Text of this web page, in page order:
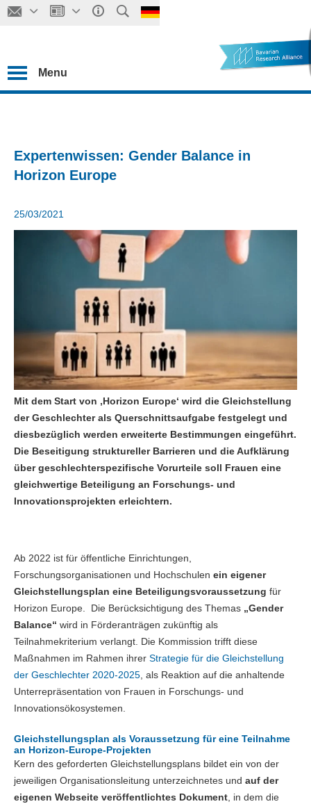
Menu
Expertenwissen: Gender Balance in
Horizon Europe
25/03/2021
Mit dem Start von ‚Horizon Europe‘ wird die Gleichstellung
der Geschlechter als Querschnittsaufgabe festgelegt und
diesbezüglich werden erweiterte Bestimmungen eingeführt.
Die Beseitigung struktureller Barrieren und die Aufklärung
über geschlechterspezifische Vorurteile soll Frauen eine
gleichwertige Beteiligung an Forschungs- und
Innovationsprojekten erleichtern.
Ab 2022 ist für öffentliche Einrichtungen,
Forschungsorganisationen und Hochschulen ein eigener
Gleichstellungsplan eine Beteiligungsvoraussetzung für
Horizon Europe. Die Berücksichtigung des Themas „Gender
Balance“ wird in Förderanträgen zukünftig als
Teilnahmekriterium verlangt. Die Kommission trifft diese
Maßnahmen im Rahmen ihrer Strategie für die Gleichstellung
der Geschlechter 2020-2025, als Reaktion auf die anhaltende
Unterrepräsentation von Frauen in Forschungs- und
Innovationsökosystemen.
Gleichstellungsplan als Voraussetzung für eine Teilnahme
an Horizon-Europe-Projekten
Kern des geforderten Gleichstellungsplans bildet ein von der
jeweiligen Organisationsleitung unterzeichnetes und auf der
eigenen Webseite veröffentlichtes Dokument, in dem die